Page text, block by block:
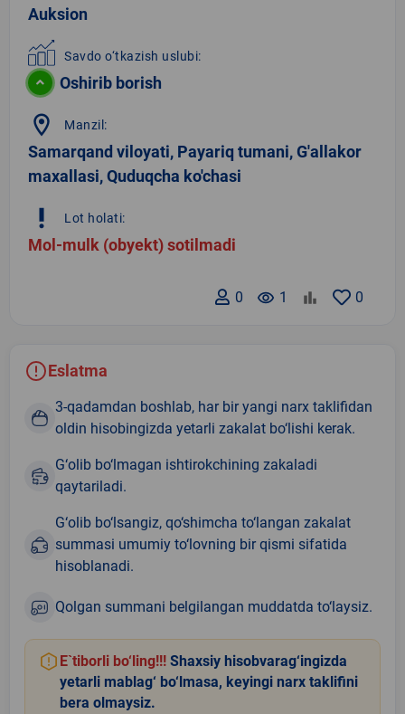
Auksion
Savdo o‘tkazish uslubi:
Oshirib borish
location_on Manzil:
Samarqand viloyati, Payariq tumani, G'allakor
maxallasi, Quduqcha ko'chasi
priority_high Lot holati:
Mol-mulk (obyekt) sotilmadi
0
remove_red_eye 1
0
Eslatma
3-qadamdan boshlab, har bir yangi narx taklifidan
oldin hisobingizda yetarli zakalat bo‘lishi kerak.
G‘olib bo‘lmagan ishtirokchining zakaladi
qaytariladi.
G‘olib bo‘lsangiz, qo‘shimcha to‘langan zakalat
summasi umumiy to‘lovning bir qismi sifatida
hisoblanadi.
Qolgan summani belgilangan muddatda to‘laysiz.
E`tiborli bo‘ling!!! Shaxsiy hisobvarag‘ingizda
yetarli mablag‘ bo‘lmasa, keyingi narx taklifini
bera olmaysiz.